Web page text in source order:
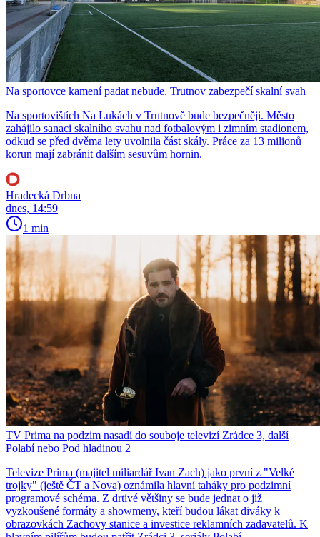
Na sportovce kamení padat nebude. Trutnov zabezpečí skalní svah
Na sportovištích Na Lukách v Trutnově bude bezpečněji. Město
zahájilo sanaci skalního svahu nad fotbalovým i zimním stadionem,
odkud se před dvěma lety uvolnila část skály. Práce za 13 milionů
korun mají zabránit dalším sesuvům hornin.
Hradecká Drbna
dnes, 14:59
1 min
TV Prima na podzim nasadí do souboje televizí Zrádce 3, další
Polabí nebo Pod hladinou 2
Televize Prima (majitel miliardář Ivan Zach) jako první z "Velké
trojky" (ještě ČT a Nova) oznámila hlavní taháky pro podzimní
programové schéma. Z drtivé většiny se bude jednat o již
vyzkoušené formáty a showmeny, kteří budou lákat diváky k
obrazovkách Zachovy stanice a investice reklamních zadavatelů. K